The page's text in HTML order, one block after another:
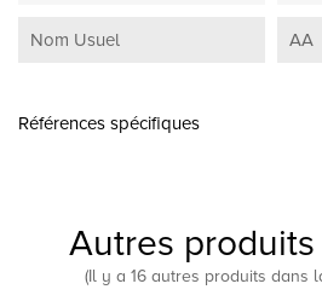
Nom Usuel AA
Références spécifiques
Autres
(Il y a 16 autres produits dans